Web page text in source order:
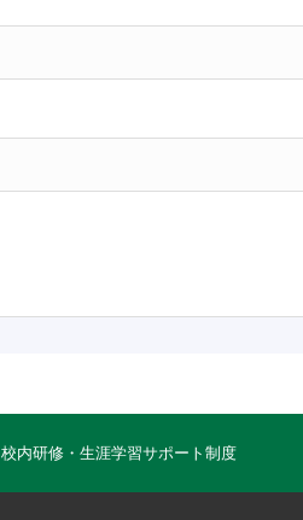
校内研修・生涯学習サポート制度